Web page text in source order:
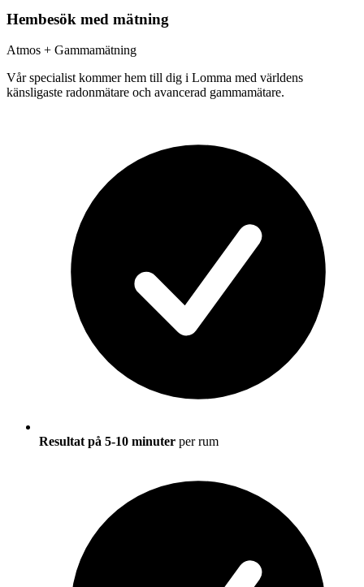
Hembesök med mätning
Atmos + Gammamätning
Vår specialist kommer hem till dig i Lomma med världens
känsligaste radonmätare och avancerad gammamätare.
Resultat på 5-10 minuter per rum